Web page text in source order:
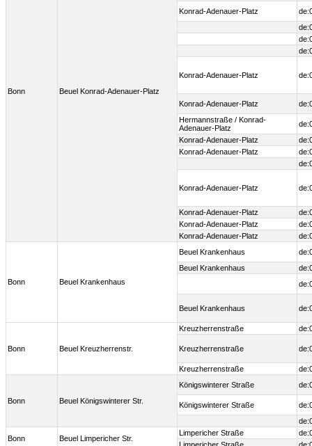
Bonn Beuel Konrad-Adenauer-Platz
Konrad-Adenauer-Platz
Konrad-Adenauer-Platz
Konrad-Adenauer-Platz
Hermannstraße / Konrad-
Adenauer-Platz
Konrad-Adenauer-Platz
Konrad-Adenauer-Platz
Konrad-Adenauer-Platz
Konrad-Adenauer-Platz
Konrad-Adenauer-Platz
Konrad-Adenauer-Platz
Bonn Beuel Krankenhaus
Beuel Krankenhaus
Beuel Krankenhaus
Beuel Krankenhaus
Bonn Beuel Kreuzherrenstr.
Kreuzherrenstraße
Kreuzherrenstraße
Kreuzherrenstraße
Bonn Beuel Königswinterer Str.
Königswinterer Straße
Königswinterer Straße
Bonn Beuel Limpericher Str.
Limpericher Straße